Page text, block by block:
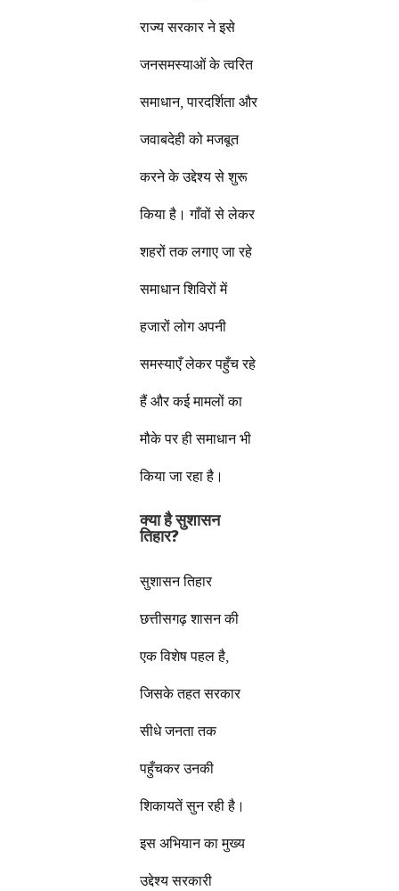
राज्य सरकार ने इसे
जनसमस्याओं के त्वरित
समाधान, पारदर्शिता और
जवाबदेही को मजबूत
करने के उद्देश्य से शुरू
किया है। गाँवों से लेकर
शहरों तक लगाए जा रहे
समाधान शिविरों में
हजारों लोग अपनी
समस्याएँ लेकर पहुँच रहे
हैं और कई मामलों का
मौके पर ही समाधान भी
किया जा रहा है।
क्या है सुशासन
तिहार?
सुशासन तिहार
छत्तीसगढ़ शासन की
एक विशेष पहल है,
जिसके तहत सरकार
सीधे जनता तक
पहुँचकर उनकी
शिकायतें सुन रही है।
इस अभियान का मुख्य
उद्देश्य सरकारी